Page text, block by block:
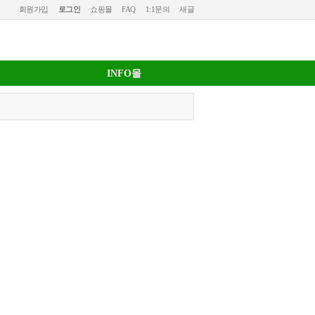
회원가입 로그인 쇼핑몰 FAQ 1:1문의 새글
INFO몰